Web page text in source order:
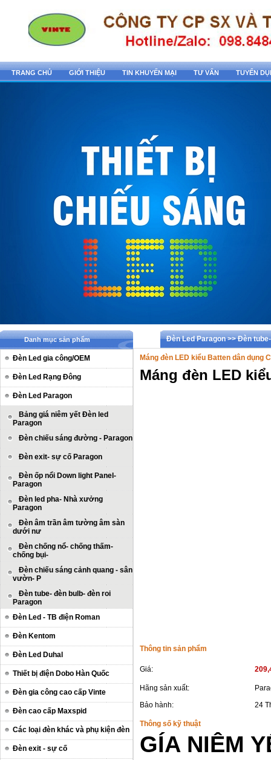
TRANG CHỦ GIỚI THIỆU TIN KHUYẾN MẠI TƯ VẤN TUYỂN
Danh mục sản phẩm
Đèn Led gia công/OEM
Đèn Led Rạng Đông
Đèn Led Paragon
Bảng giá niêm yết Đèn led
Paragon
Đèn chiếu sáng đường - Paragon
Đèn exit- sự cố Paragon
Đèn ốp nổi Down light Panel-
Paragon
Đèn led pha- Nhà xưởng
Paragon
Đèn âm trần âm tường âm sàn
dưới nư
Đèn chống nổ- chống thấm-
chống bụi-
Đèn chiếu sáng cảnh quang - sân
vườn- P
Đèn tube- đèn bulb- đèn roi
Paragon
Đèn Led - TB điện Roman
Đèn Kentom
Đèn Led Duhal
Thiết bị điện Dobo Hàn Quốc
Đèn gia công cao cấp Vinte
Đèn cao cấp Maxspid
Các loại đèn khác và phụ kiện đèn
Đèn exit - sự cố
Đèn Led Paragon >> Đèn
Máng đèn LED kiểu Batten dân dụng
Máng đèn LED
Thông tin sản phẩm
Giá:
Hãng sản xuất:
Bảo hành:
24
Thông số kỹ thuật
GÍA NIÊM